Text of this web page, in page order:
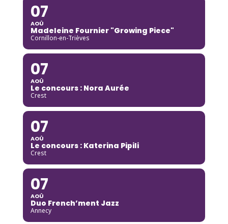
07
AOÛ
Madeleine Fournier "Growing Piece"
Cornillon-en-Trièves
07
AOÛ
Le concours : Nora Aurée
Crest
07
AOÛ
Le concours : Katerina Pipili
Crest
07
AOÛ
Duo French’ment Jazz
Annecy